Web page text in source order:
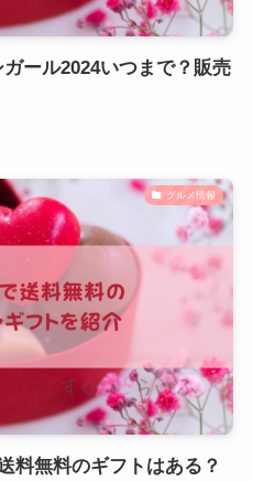
ール2024いつまで？販売
グルメ情報
料無料のギフトはある？